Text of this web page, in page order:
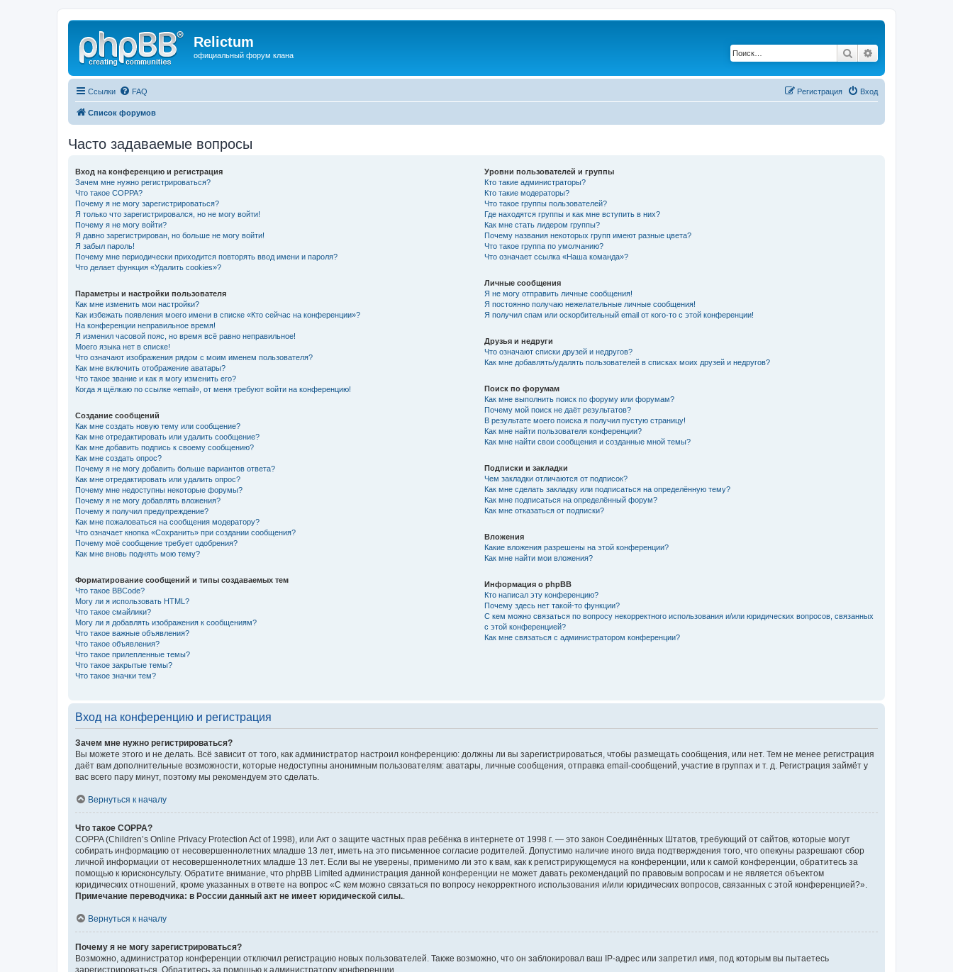
Relictum
официальный форум клана Поиск
Ссылки FAQ Вход
Регистрация
Список форумов
Часто задаваемые вопросы
Вход на конференцию и регистрация
Зачем мне нужно регистрироваться?
Что такое COPPA?
Почему я не могу зарегистрироваться?
Я только что зарегистрировался, но не могу войти!
Почему я не могу войти?
Я давно зарегистрирован, но больше не могу войти!
Я забыл пароль!
Почему мне периодически приходится повторять ввод имени и пароля?
Что делает функция «Удалить cookies»?
Параметры и настройки пользователя
Как мне изменить мои настройки?
Как избежать появления моего имени в списке «Кто сейчас на конференции»?
На конференции неправильное время!
Я изменил часовой пояс, но время всё равно неправильное!
Моего языка нет в списке!
Что означают изображения рядом с моим именем пользователя?
Как мне включить отображение аватары?
Что такое звание и как я могу изменить его?
Когда я щёлкаю по ссылке «email», от меня требуют войти на конференцию!
Создание сообщений
Как мне создать новую тему или сообщение?
Как мне отредактировать или удалить сообщение?
Как мне добавить подпись к своему сообщению?
Как мне создать опрос?
Почему я не могу добавить больше вариантов ответа?
Как мне отредактировать или удалить опрос?
Почему мне недоступны некоторые форумы?
Почему я не могу добавлять вложения?
Почему я получил предупреждение?
Как мне пожаловаться на сообщения модератору?
Что означает кнопка «Сохранить» при создании сообщения?
Почему моё сообщение требует одобрения?
Как мне вновь поднять мою тему?
Форматирование сообщений и типы создаваемых тем
Что такое BBCode?
Могу ли я использовать HTML?
Что такое смайлики?
Могу ли я добавлять изображения к сообщениям?
Что такое важные объявления?
Что такое объявления?
Что такое прилепленные темы?
Что такое закрытые темы?
Что такое значки тем?
Уровни пользователей и группы
Кто такие администраторы?
Кто такие модераторы?
Что такое группы пользователей?
Где находятся группы и как мне вступить в них?
Как мне стать лидером группы?
Почему названия некоторых групп имеют разные цвета?
Что такое группа по умолчанию?
Что означает ссылка «Наша команда»?
Личные сообщения
Я не могу отправить личные сообщения!
Я постоянно получаю нежелательные личные сообщения!
Я получил спам или оскорбительный email от кого-то с этой конференции!
Друзья и недруги
Что означают списки друзей и недругов?
Как мне добавлять/удалять пользователей в списках моих друзей и недругов?
Поиск по форумам
Как мне выполнить поиск по форуму или форумам?
Почему мой поиск не даёт результатов?
В результате моего поиска я получил пустую страницу!
Как мне найти пользователя конференции?
Как мне найти свои сообщения и созданные мной темы?
Подписки и закладки
Чем закладки отличаются от подписок?
Как мне сделать закладку или подписаться на определённую тему?
Как мне подписаться на определённый форум?
Как мне отказаться от подписки?
Вложения
Какие вложения разрешены на этой конференции?
Как мне найти мои вложения?
Информация о phpBB
Кто написал эту конференцию?
Почему здесь нет такой-то функции?
С кем можно связаться по вопросу некорректного использования и/или юридических вопросов, связанных
с этой конференцией?
Как мне связаться с администратором конференции?
Вход на конференцию и регистрация
Зачем мне нужно регистрироваться?
Вы можете этого и не делать. Всё зависит от того, как администратор настроил конференцию: должны ли вы зарегистрироваться, чтобы размещать сообщения, или нет. Тем не менее регистрация
даёт вам дополнительные возможности, которые недоступны анонимным пользователям: аватары, личные сообщения, отправка email-сообщений, участие в группах и т. д. Регистрация займёт у
вас всего пару минут, поэтому мы рекомендуем это сделать.
Вернуться к началу
Что такое COPPA?
COPPA (Children’s Online Privacy Protection Act of 1998), или Акт о защите частных прав ребёнка в интернете от 1998 г. — это закон Соединённых Штатов, требующий от сайтов, которые могут
собирать информацию от несовершеннолетних младше 13 лет, иметь на это письменное согласие родителей. Допустимо наличие иного вида подтверждения того, что опекуны разрешают сбор
личной информации от несовершеннолетних младше 13 лет. Если вы не уверены, применимо ли это к вам, как к регистрирующемуся на конференции, или к самой конференции, обратитесь за
помощью к юрисконсульту. Обратите внимание, что phpBB Limited администрация данной конференции не может давать рекомендаций по правовым вопросам и не является объектом
юридических отношений, кроме указанных в ответе на вопрос «С кем можно связаться по вопросу некорректного использования и/или юридических вопросов, связанных с этой конференцией?».
Примечание переводчика: в России данный акт не имеет юридической силы.
Вернуться к началу
Почему я не могу зарегистрироваться?
Возможно, администратор конференции отключил регистрацию новых пользователей. Также возможно, что он заблокировал ваш IP-адрес или запретил имя, под которым вы пытаетесь
зарегистрироваться. Обратитесь за помощью к администратору конференции.